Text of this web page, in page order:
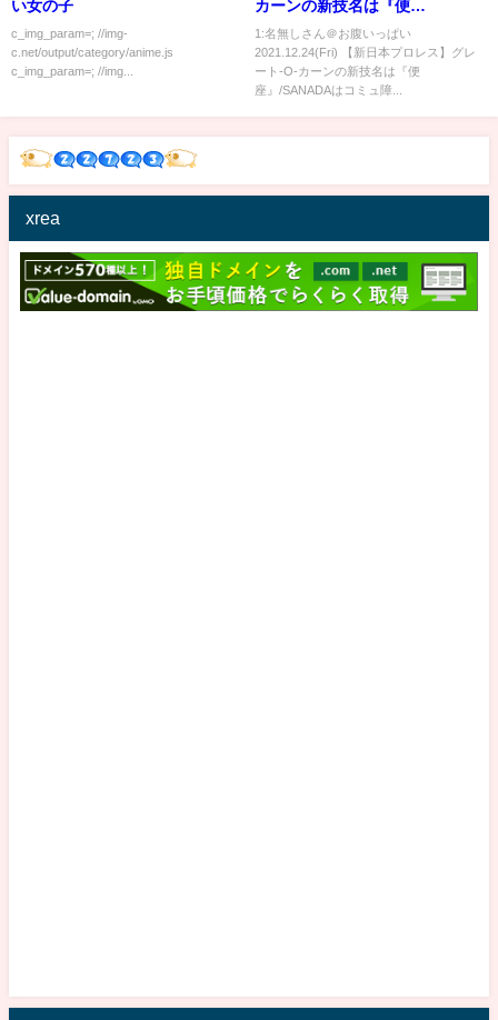
い女の子
c_img_param=; //img-
c.net/output/category/anime.js
c_img_param=; //img...
カーンの新技名は『便
座』/SANADAはコミュ障陰キャ
ラではない！高橋ヒロムがオカ
ダ発言に噛み付く！ヒロムの主
注目！njpw njwk16
1:名無しさん＠お腹いっぱい
2021.12.24(Fri) 【新日本プロレス】グレ
ート-O-カーンの新技名は『便
座』/SANADAはコミュ障...
xrea